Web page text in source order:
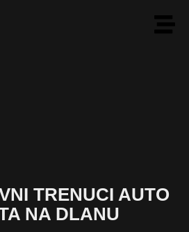
TRENUCI AUTO
NA DLANU